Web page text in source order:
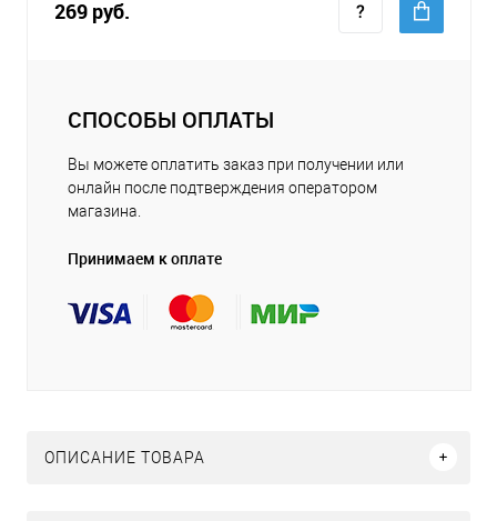
269 руб.
СПОСОБЫ ОПЛАТЫ
Вы можете оплатить заказ при получении или
онлайн после подтверждения оператором
магазина.
Принимаем к оплате
ОПИСАНИЕ ТОВАРА